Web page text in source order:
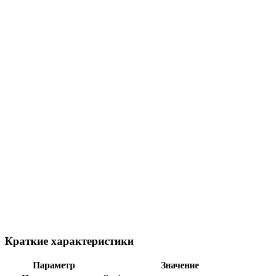
Краткие характеристики
Параметр
Значение